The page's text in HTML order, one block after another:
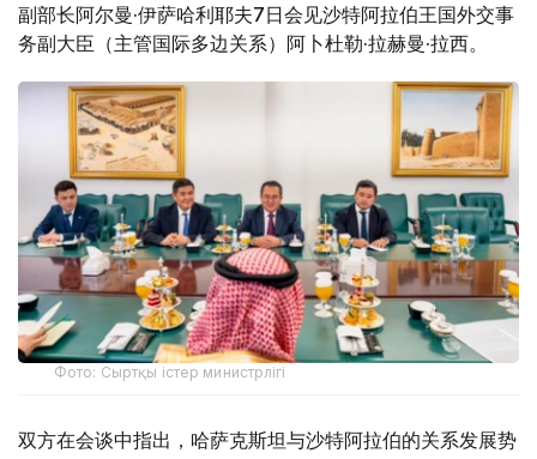
副部长阿尔曼·伊萨哈利耶夫7日会见沙特阿拉伯王国外交事
务副大臣（主管国际多边关系）阿卜杜勒·拉赫曼·拉西。
Фото: Сыртқы істер министрлігі
双方在会谈中指出，哈萨克斯坦与沙特阿拉伯的关系发展势